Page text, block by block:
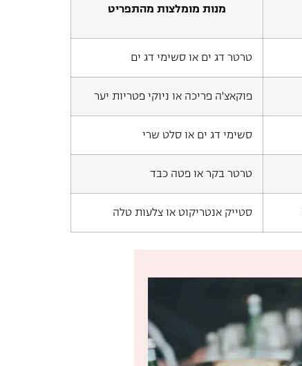
מנות מומלצות מהתפריט
טרטר דג ים או סשימי דג ים
פוקאצ'ה פריכה או ניוקי פטריות יער
סשימי דג ים או סלט שרי
טרטר בקר או פטה כבד
סטייק אנטריקוט או צלעות טלה